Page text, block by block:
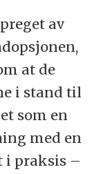
av
at de
i stand til
som en
med en
i praksis –